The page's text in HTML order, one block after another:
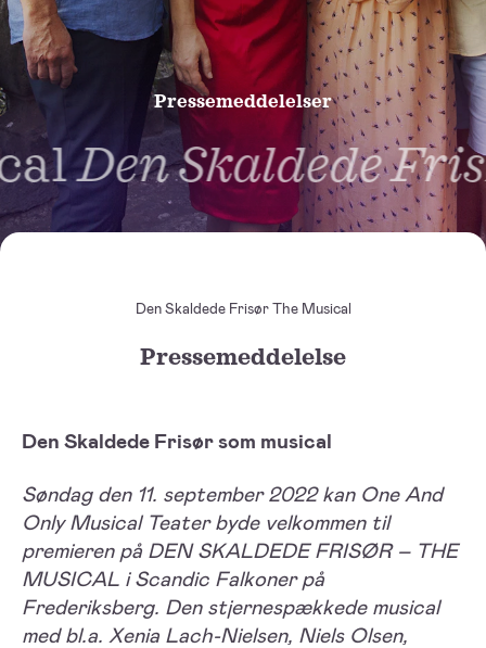
Pressemeddelelser
Den Skaldede
Den Skaldede Frisør The Musical
Pressemeddelelse
Den Skaldede Frisør som musical
Søndag den 11. september 2022 kan One And
Only Musical Teater byde velkommen til
premieren på DEN SKALDEDE FRISØR – THE
MUSICAL i Scandic Falkoner på
Frederiksberg. Den stjernespækkede musical
med bl.a. Xenia Lach-Nielsen, Niels Olsen,